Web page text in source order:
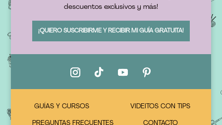
descuentos exclusivos y más!
¡QUIERO SUSCRIBIRME Y RECIBIR MI GUÍA GRATUITA!
GUÍAS Y CURSOS VIDEITOS CON TIPS
PREGUNTAS FRECUENTES CONTACTO